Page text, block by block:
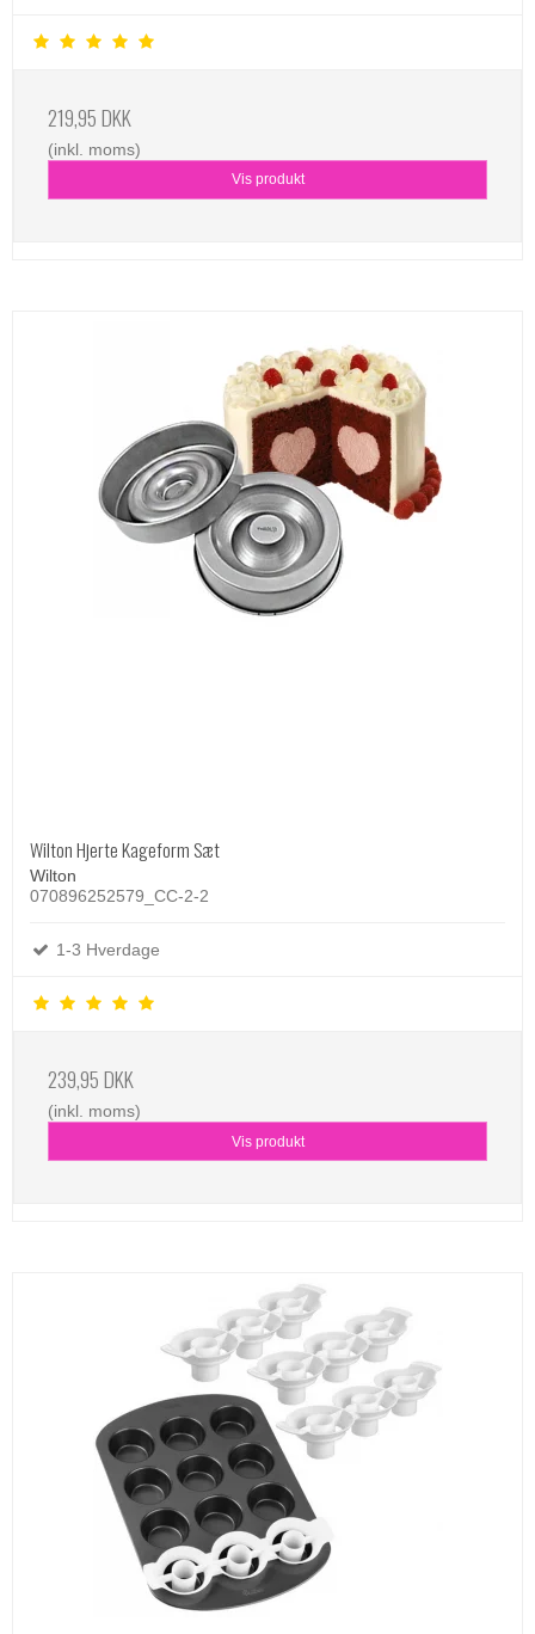
219,95 DKK
(inkl. moms)
Vis produkt
Wilton Hjerte Kageform Sæt
Wilton
070896252579_CC-2-2
1-3 Hverdage
239,95 DKK
(inkl. moms)
Vis produkt